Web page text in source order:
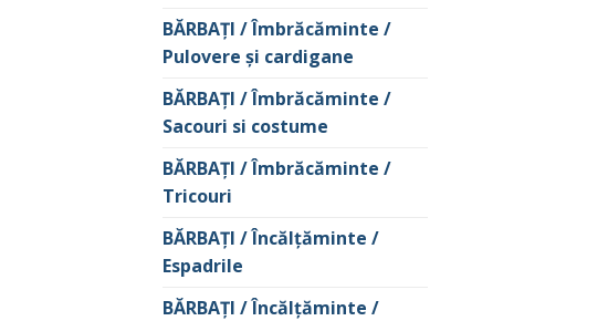
BĂRBAŢI / Îmbrăcăminte /
Pulovere și cardigane
BĂRBAŢI / Îmbrăcăminte /
Sacouri si costume
BĂRBAŢI / Îmbrăcăminte /
Tricouri
BĂRBAŢI / Încălţăminte /
Espadrile
BĂRBAŢI / Încălţăminte /